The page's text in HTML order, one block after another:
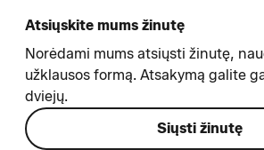
Atsiųskite mums žinutę
Norėdami mums atsiųsti žinutę,
užklausos formą. Atsakymą galite
dviejų.
Siųsti žinutę